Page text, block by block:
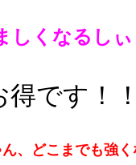
しく なるしぃ
です！！
ん、どこまでも強